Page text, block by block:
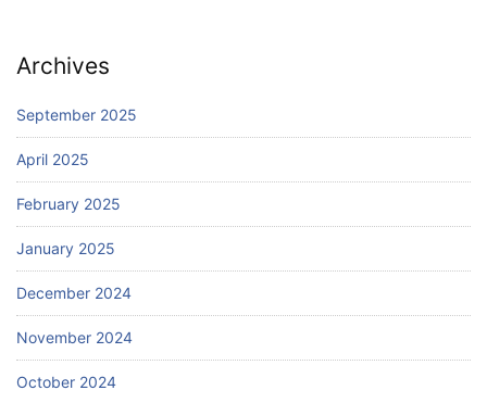
Archives
September 2025
April 2025
February 2025
January 2025
December 2024
November 2024
October 2024